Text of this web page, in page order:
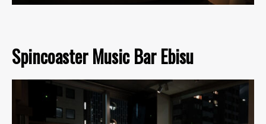
Spincoaster Music Bar Ebisu